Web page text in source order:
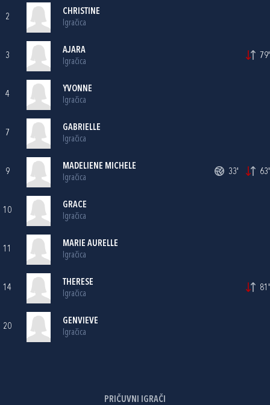
2
CHRISTINE
Igračica
3
AJARA
Igračica
79'
4
YVONNE
Igračica
7
GABRIELLE
Igračica
9
MADELIENE MICHELE
Igračica
33' 63'
10
GRACE
Igračica
11
MARIE AURELLE
Igračica
14
THERESE
Igračica
81'
20
GENVIEVE
Igračica
PRIČUVNI IGRAČI